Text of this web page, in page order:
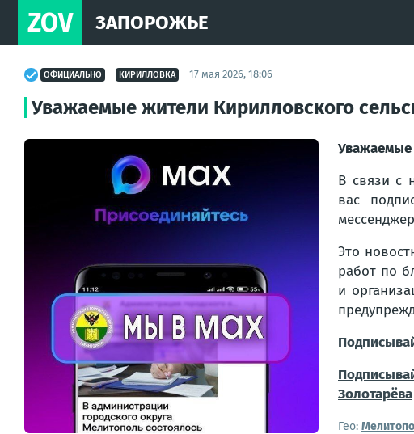
ZOV ЗАПОРОЖЬЕ
ОФИЦИАЛЬНО КИРИЛЛОВКА 17 мая 2026, 18:06
Уважаемые жители Кирилловского
Уважаемые
В связи с
вас
Это
работ по
и
Золотарёва
Гео: